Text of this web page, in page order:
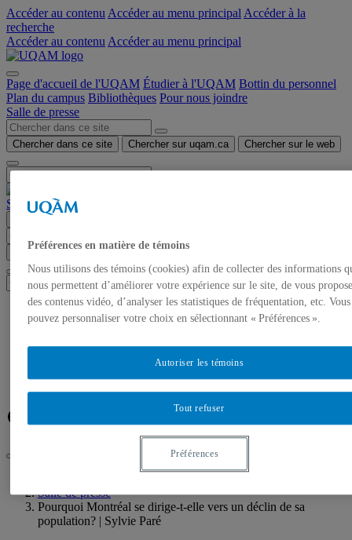
Accéder au contenu Accéder au menu principal Accéder à la
recherche
Accéder au contenu Accéder au menu principal
Page d'accueil de l'UQAM Étudier à l'UQAM Bottin du personnel
Plan du campus Bibliothèques Pour nous joindre
Salle de presse
Chercher dans ce site Chercher sur uqam.ca Chercher sur le web
Salle de presse
Chercher dans ce site Chercher sur uqam.ca
Communiqués de presse
Plan du campus
Facebook
Salle de presse
Pourquoi Montréal se dirige-t-elle vers un déclin de sa
population? | Sylvie Paré
Préférences en matière de témoins
Nous utilisons des témoins (cookies) afin de collecter des informations
nous permettent d’améliorer votre expérience sur le site, de vous
des contenus vidéo, d’analyser les statistiques de fréquentation, etc. Vous
pouvez personnaliser votre choix en sélectionnant « Préférences ».
Tout refuser
Autoriser les témoins
Préférences